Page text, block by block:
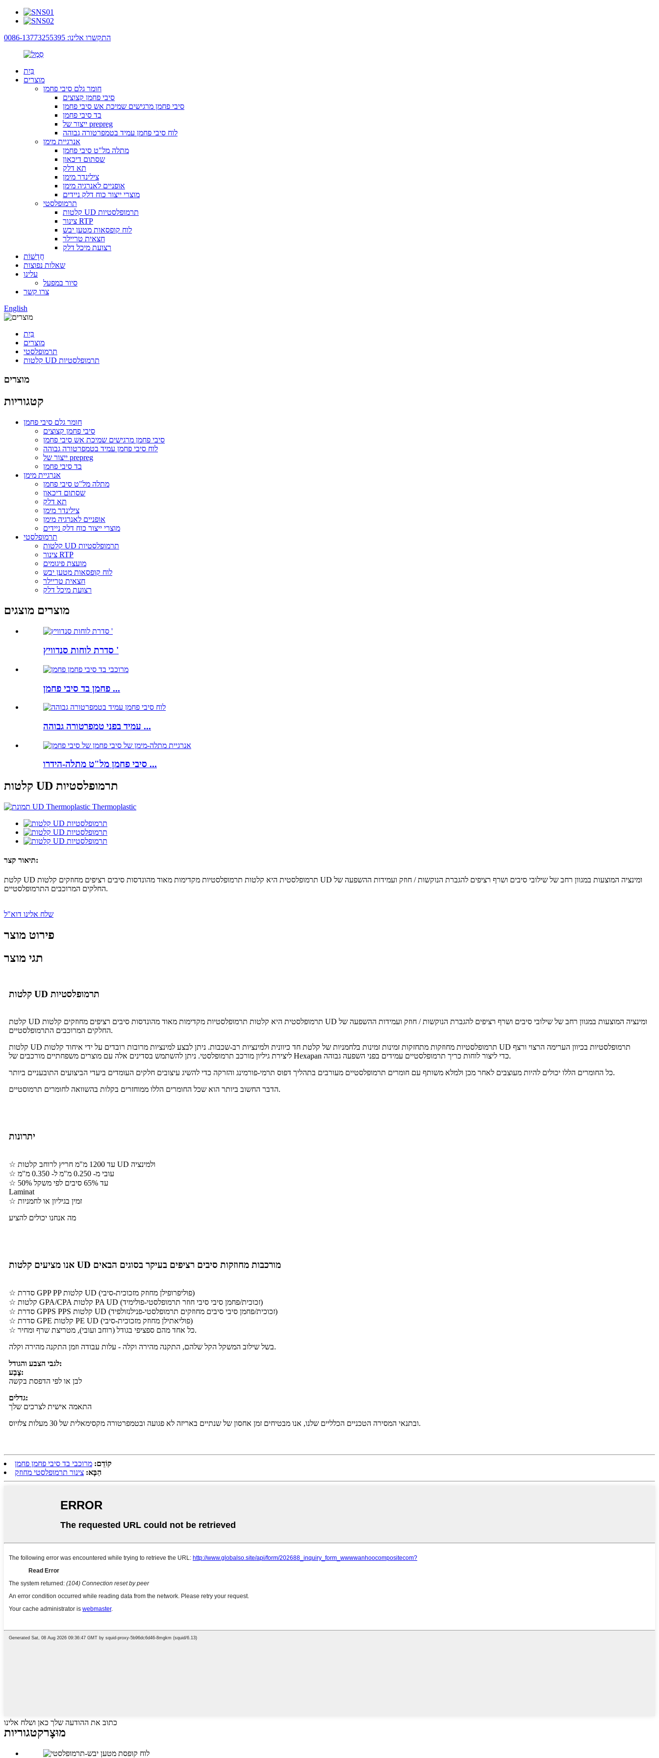
התקשרו אלינו: 0086-13773255395
בַּיִת
מוצרים
חומר גלם סיבי פחמן
סיבי פחמן קצוצים
סיבי פחמן מרגישים שמיכת אש סיבי פחמן
בד סיבי פחמן
ייצור של prepreg
לוח סיבי פחמן עמיד בטמפרטורה גבוהה
אנרגיית מימן
מתלה מל"ט סיבי פחמן
שסתום דיכאון
תא דלק
צילינדר מימן
אופניים לאנרגיה מימן
מוצרי ייצור כוח דלק ניידים
תרמופלסטי
קלטות UD תרמופלסטיות
צינור RTP
לוח קופסאות מטען יבש
חצאית טריילר
רצועת מיכל דלק
חֲדָשׁוֹת
שאלות נפוצות
עלינו
סיור במפעל
צרו קשר
English
בַּיִת
מוצרים
תרמופלסטי
קלטות UD תרמופלסטיות
מוצרים
קטגוריות
חומר גלם סיבי פחמן
סיבי פחמן קצוצים
סיבי פחמן מרגישים שמיכת אש סיבי פחמן
לוח סיבי פחמן עמיד בטמפרטורה גבוהה
ייצור של prepreg
בד סיבי פחמן
אנרגיית מימן
מתלה מל"ט סיבי פחמן
שסתום דיכאון
תא דלק
צילינדר מימן
אופניים לאנרגיה מימן
מוצרי ייצור כוח דלק ניידים
תרמופלסטי
קלטות UD תרמופלסטיות
צינור RTP
מועצת פיגומים
לוח קופסאות מטען יבש
חצאית טריילר
רצועת מיכל דלק
מוצרים מוצגים
סדרת לוחות סנדוויץ '
פחמן בד סיבי פחמן ...
עמיד בפני טמפרטורה גבוהה ...
סיבי פחמן מל"ט מתלה-הידרו ...
קלטות UD תרמופלסטיות
תיאור קצר:
קלטת UD תרמופלסטית היא קלטות תרמופלסטיות מקדימות מאוד מהונדסות סיבים רציפים מחוזקים קלטות UD ומינציה המוצעות במגוון רחב של שילובי סיבים ושרף רציפים להגברת הנוקשות / חוזק ועמידות ההשפעה של
החלקים המרוכבים התרמופלסטיים.
שלח אלינו דוא"ל
פירוט מוצר
תגי מוצר
קלטות UD תרמופלסטיות
קלטת UD תרמופלסטית היא קלטות תרמופלסטיות מקדימות מאוד מהונדסות סיבים רציפים מחוזקים קלטות UD ומינציה המוצעות במגוון רחב של שילובי סיבים ושרף רציפים להגברת הנוקשות / חוזק ועמידות ההשפעה של
החלקים המרוכבים התרמופלסטיים.
קלטות UD תרמופלסטיות מחוזקות מתחזקות זמינות זמינות בלחמניות של קלטת חד כיוונית ולמינציות רב-שכבות. ניתן לבצע למינציות מרובות רובדים על ידי איחוד קלטות UD תרמופלסטיות בכיוון הערימה הרצוי ורצף
ליצירת גיליון מורכב תרמופלסטי. ניתן להשתמש בסדינים אלה עם מוצרים משפחתיים מורכבים של Hexapan כדי ליצור לוחות כריך תרמופלסטיים עמידים בפני השפעה גבוהה.
כל החומרים הללו יכולים להיות מעוצבים לאחר מכן ולמלא משותף עם חומרים תרמופלסטיים מעורבים בתהליך דפוס תרמי-פורמינג והזרקה כדי להשיג עיצובים חלקים העומדים ביעדי הביצועים התובעניים ביותר.
הדבר החשוב ביותר הוא שכל החומרים הללו ממוחזרים בקלות בהשוואה לחומרים תרמוסטיים.
יתרונות
☆ עד 1200 מ"מ חריץ לרוחב קלטות UD ולמינציה
☆ עובי מ- 0.250 מ"מ ל- 0.350 מ"מ
☆ 50% עד 65% סיבים לפי משקל
Laminat
☆ זמין בגיליון או לחמניות
מה אנחנו יכולים להציע
אנו מציעים קלטות UD מורכבות מחוזקות סיבים רציפים בעיקר בסוגים הבאים
☆ סדרת GPP PP קלטות UD (פוליפרופילן מחוזק מזכוכית-סיבי)
☆ קלטות GPA/CPA קלטות PA UD (זכוכית/פחמן סיבי סיבי חוזר תרמופלסטי-פולימיד)
☆ סדרת GPPS PPS קלטות UD (זכוכית/פחמן סיבי סיבים מחוזקים תרמופלסטי-פנילנזולפיד)
☆ סדרת GPE קלטות PE UD (פוליאתילן מחוזק מזכוכית-סיבי)
☆ כל אחד מהם ספציפי בגודל (רוחב ועובי), מטריצת שרף ומחיר.
בשל שילוב המשקל הקל שלהם, התקנה מהירה וקלה - עלות עבודה וזמן התקנה מהירה וקלה.
לגבי הצבע והגודל:
צֶבַע:
לבן או לפי הדפסת בקשה
גדלים:
התאמה אישית לצרכים שלך
ובתנאי המסירה הטכניים הכלליים שלנו, אנו מבטיחים זמן אחסון של שנתיים באריזה לא פגועה ובטמפרטורה מקסימאלית של 30 מעלות צלזיוס.
קוֹדֵם: מרוכבי בד סיבי פחמן פחמן
הַבָּא: צינור תרמופלסטי מחוזק
כתוב את ההודעה שלך כאן ושלח אלינו
מוּצָרקטגוריות